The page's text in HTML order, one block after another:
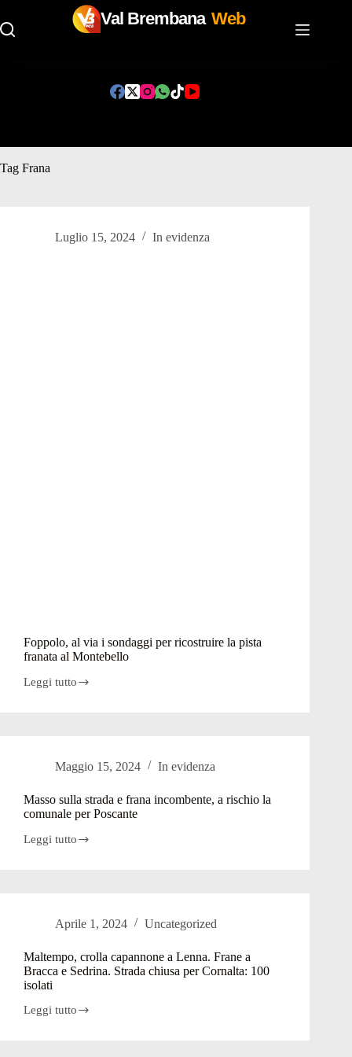
Val Brembana Web
Tag Frana
Luglio 15, 2024 In evidenza
Foppolo, al via i sondaggi per ricostruire la pista
franata al Montebello
Leggi tutto
Foppolo,
ricostruire
pista
franata
al
Montebello
Maggio 15, 2024 In evidenza
Masso sulla strada e frana incombente, a rischio la
comunale per Poscante
Leggi tutto
Masso
la
comunale
per
Poscante
Aprile 1, 2024 Uncategorized
Maltempo, crolla capannone a Lenna. Frane a
Bracca e Sedrina. Strada chiusa per Cornalta: 100
isolati
Leggi tutto
Maltempo,